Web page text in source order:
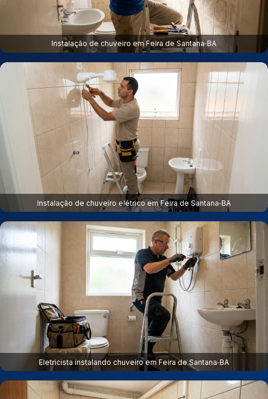
Instalação de chuveiro em Feira de Santana‑BA
Instalação de chuveiro elétrico em Feira de Santana‑BA
Eletricista instalando chuveiro em Feira de Santana‑BA